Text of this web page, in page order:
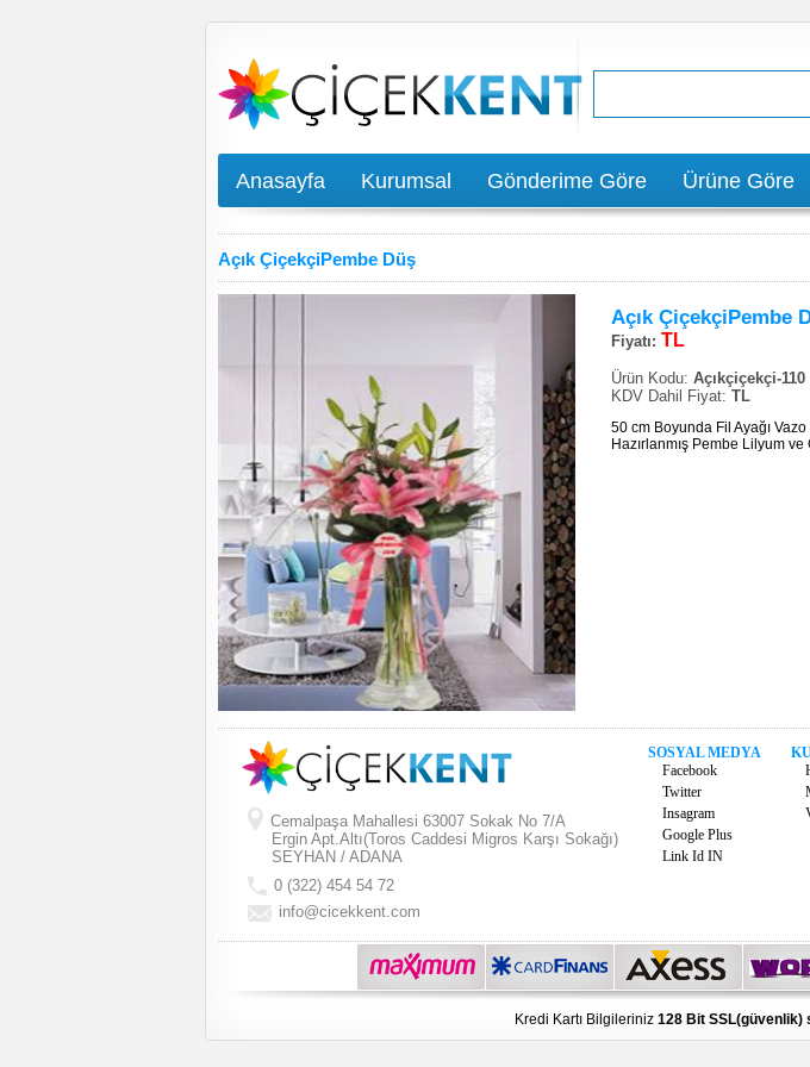
Anasayfa Kurumsal Gönderime Göre Ürüne Göre
Açık ÇiçekçiPembe Düş
Açık ÇiçekçiPembe
Fiyatı: TL
Ürün Kodu: Açıkçiçekçi-110
KDV Dahil Fiyat: TL
50 cm Boyunda Fil Ayağı
Hazırlanmış Pembe Lilyum
Cemalpaşa Mahallesi 63007 Sokak No 7/A
Ergin Apt.Altı(Toros Caddesi Migros Karşı Sokağı)
SEYHAN / ADANA
0 (322) 454 54 72
info@cicekkent.com
SOSYAL MEDYA
Facebook
Twitter
Insagram
Google Plus
Link Id IN
Kredi Kartı Bilgileriniz 128 Bit SSL(güvenlik)